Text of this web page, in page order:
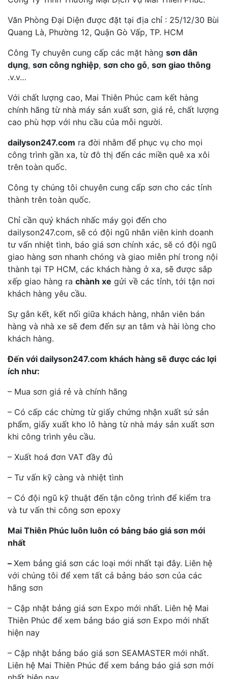
Văn Phòng Đại Diện được đặt tại địa chỉ : 25/12/30 Bùi
Quang Là, Phường 12, Quận Gò Vấp, TP. HCM
Công Ty chuyên cung cấp các mặt hàng sơn dân
dụng, sơn công nghiệp, sơn cho gỗ, sơn giao thông
.v.v…
Với chất lượng cao, Mai Thiên Phúc cam kết hàng
chính hãng từ nhà máy sản xuất sơn, giá rẻ, chất lượng
cao phù hợp với nhu cầu của mỗi người.
dailyson247.com ra đời nhằm để phục vụ cho mọi
công trình gần xa, từ đô thị đến các miền quê xa xôi
trên toàn quốc.
Công ty chúng tôi chuyên cung cấp sơn cho các tỉnh
thành trên toàn quốc.
Chỉ cần quý khách nhấc máy gọi đến cho
dailyson247.com, sẽ có đội ngũ nhân viên kinh doanh
tư vấn nhiệt tình, báo giá sơn chính xác, sẽ có đội ngũ
giao hàng sơn nhanh chóng và giao miễn phí trong nội
thành tại TP HCM, các khách hàng ở xa, sẽ được sắp
xếp giao hàng ra chành xe gửi về các tỉnh, tới tận nơi
khách hàng yêu cầu.
Sự gắn kết, kết nối giữa khách hàng, nhân viên bán
hàng và nhà xe sẽ đem đến sự an tâm và hài lòng cho
khách hàng.
Đến với dailyson247.com khách hàng sẽ được các lợi
ích như:
– Mua sơn giá rẻ và chính hãng
– Có cấp các chừng từ giấy chứng nhận xuất sứ sản
phẩm, giấy xuất kho lô hàng từ nhà máy sản xuất sơn
khi công trình yêu cầu.
– Xuất hoá đơn VAT đầy đủ
– Tư vấn kỹ càng và nhiệt tình
– Có đội ngũ kỹ thuật đến tận công trình để kiểm tra
và tư vấn thi công sơn epoxy
Mai Thiên Phúc luôn luôn có bảng báo giá sơn mới
nhất
– Xem bảng giá sơn các loại mới nhất tại đây. Liên hệ
với chúng tôi để xem tất cả bảng báo sơn của các
hãng sơn
– Cập nhật bảng giá sơn Expo mới nhất. Liên hệ Mai
Thiên Phúc để xem bảng báo giá sơn Expo mới nhất
hiện nay
– Cập nhật bảng báo giá sơn SEAMASTER mới nhất.
Liên hệ Mai Thiên Phúc để xem bảng báo giá sơn mới